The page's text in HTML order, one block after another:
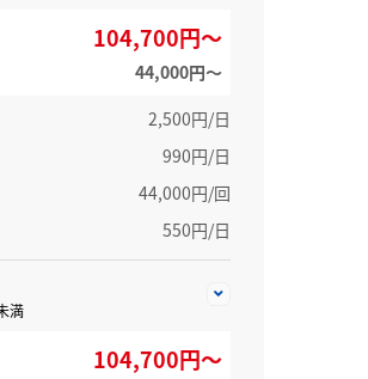
104,700円～
44,000円〜
2,500円/日
990円/日
44,000円/回
550円/日
満
104,700円～